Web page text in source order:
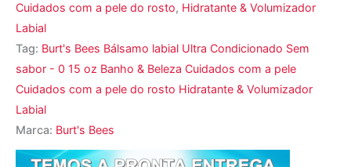
Cuidados com a pele do rosto, Hidratante & Volumizador
Labial
Tag: Burt's Bees Bálsamo labial Ultra Condicionado Sem
sabor - 0 15 oz Banho & Beleza Cuidados com a pele
Cuidados com a pele do rosto Hidratante & Volumizador
Labial
Marca: Burt's Bees